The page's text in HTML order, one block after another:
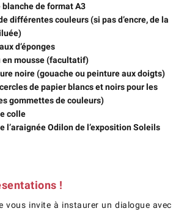
de format A3
différentes couleurs (si pas d’encre, de la
d’éponges
en mousse (facultatif)
noire (gouache ou peinture aux doigts)
de papier blancs et noirs pour les
gommettes de couleurs)
colle
l’araignée Odilon de l’exposition Soleils
!
vous invite à instaurer un dialogue avec